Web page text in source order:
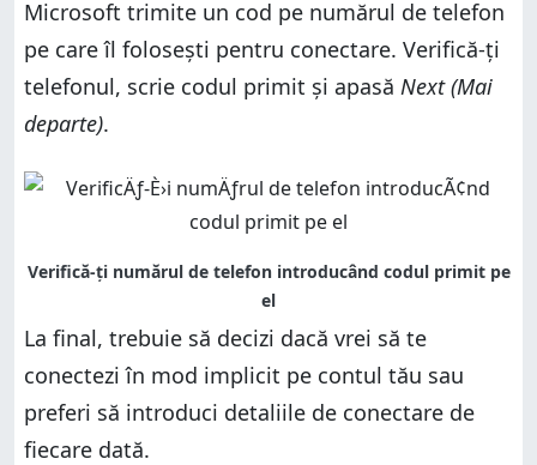
Microsoft trimite un cod pe numărul de telefon
pe care îl folosești pentru conectare. Verifică-ți
telefonul, scrie codul primit și apasă Next (Mai
departe).
La final, trebuie să decizi dacă vrei să te
conectezi în mod implicit pe contul tău sau
preferi să introduci detaliile de conectare de
fiecare dată.